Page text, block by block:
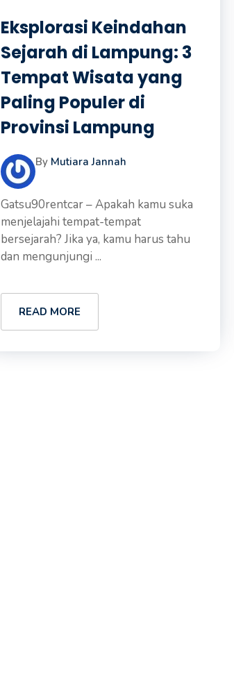
Eksplorasi Keindahan
Sejarah di Lampung: 3
Tempat Wisata yang
Paling Populer di
Provinsi Lampung
By Mutiara Jannah
Gatsu90rentcar – Apakah kamu suka
menjelajahi tempat-tempat
bersejarah? Jika ya, kamu harus tahu
dan mengunjungi ...
READ MORE